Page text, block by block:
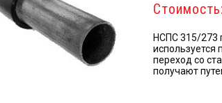
НСПС 315/273
переход со
получают